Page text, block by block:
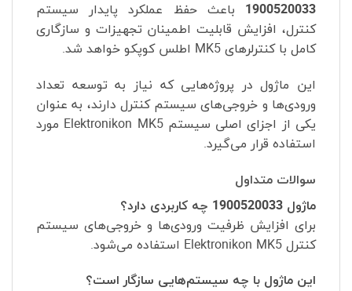
1900520033 باعث حفظ عملکرد پایدار سیستم
کنترل، افزایش قابلیت اطمینان تجهیزات و سازگاری
کامل با کنترلرهای MK5 اطلس کوپکو خواهد شد.
این ماژول در پروژه‌هایی که نیاز به توسعه تعداد
ورودی‌ها و خروجی‌های سیستم کنترل دارند، به عنوان
یکی از اجزای اصلی سیستم Elektronikon MK5 مورد
استفاده قرار می‌گیرد.
سوالات متداول
ماژول 1900520033 چه کاربردی دارد؟
برای افزایش ظرفیت ورودی‌ها و خروجی‌های سیستم
کنترل Elektronikon MK5 استفاده می‌شود.
این ماژول با چه سیستم‌هایی سازگار است؟